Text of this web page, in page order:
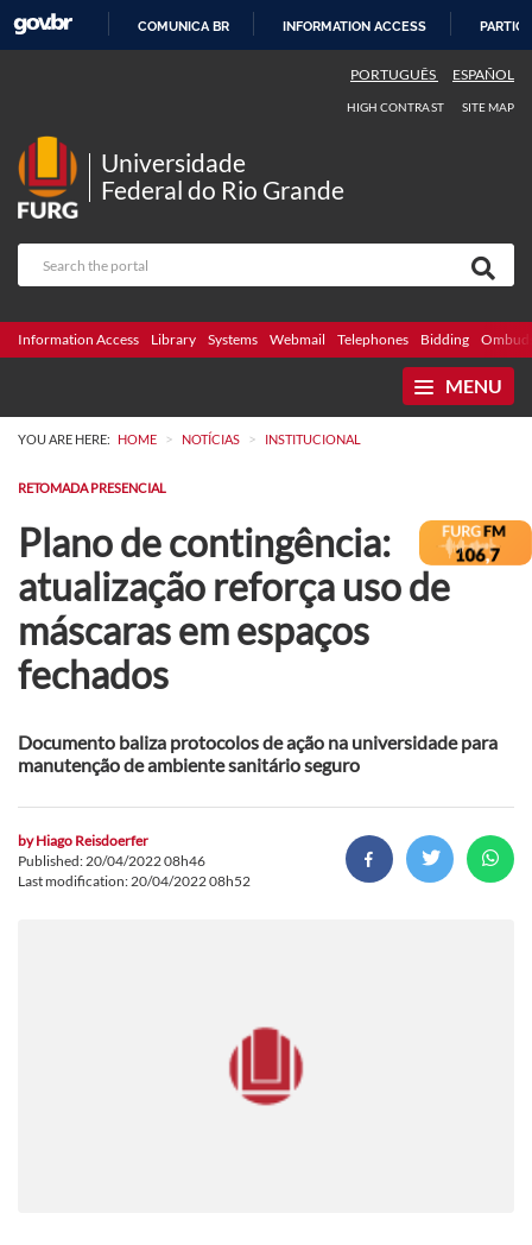
COMUNICA BR INFORMATION ACCESS
PORTUGUÊS ESPAÑOL
HIGH CONTRAST SITE MAP
Universidade
Federal do Rio Grande
Information Access Library Systems Webmail Telephones Bidding
MENU
YOU ARE HERE: HOME > NOTÍCIAS > INSTITUCIONAL
RETOMADA PRESENCIAL
Plano de contingência:
atualização reforça uso de
máscaras em espaços
fechados
Documento baliza protocolos de ação na universidade para
manutenção de ambiente sanitário seguro
byHiago Reisdoerfer
Published: 20/04/2022 08h46
Last modification: 20/04/2022 08h52